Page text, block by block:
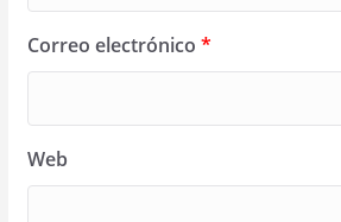
Correo electrónico *
Web